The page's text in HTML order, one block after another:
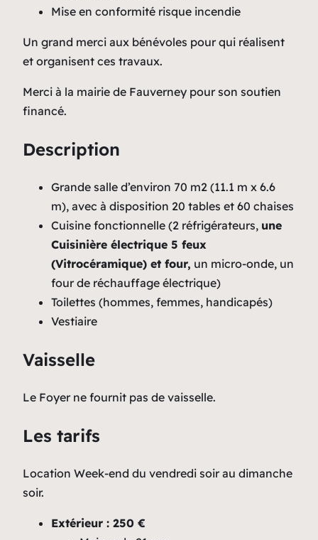
Mise en conformité risque incendie
Un grand merci aux bénévoles pour qui réalisent
et organisent ces travaux.
Merci à la mairie de Fauverney pour son soutien
financé.
Description
Grande salle d’environ 70 m2 (11.1 m x 6.6
m), avec à disposition 20 tables et 60 chaises
Cuisine fonctionnelle (2 réfrigérateurs, une
Cuisinière électrique 5 feux
(Vitrocéramique) et four, un micro-onde, un
four de réchauffage électrique)
Toilettes (hommes, femmes, handicapés)
Vestiaire
Vaisselle
Le Foyer ne fournit pas de vaisselle.
Les tarifs
Location Week-end du vendredi soir au dimanche
soir.
Extérieur : 250 €